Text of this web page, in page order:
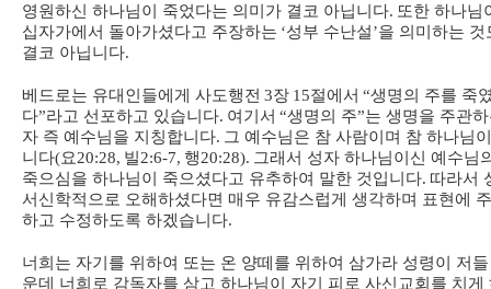
영원하신 하나님이 죽었다는 의미가 결코 아닙니다. 또한 하나님
십자가에서 돌아가셨다고 주장하는 ‘성부 수난설’을 의미하는 것
결코 아닙니다.
베드로는 유대인들에게 사도행전 3장 15절에서 “생명의 주를 죽
다”라고 선포하고 있습니다. 여기서 “생명의 주”는 생명을 주관
자 즉 예수님을 지칭합니다. 그 예수님은 참 사람이며 참 하나님
니다(요20:28, 빌2:6-7, 행20:28). 그래서 성자 하나님이신 예수님
죽으심을 하나님이 죽으셨다고 유추하여 말한 것입니다. 따라서
서신학적으로 오해하셨다면 매우 유감스럽게 생각하며 표현에
하고 수정하도록 하겠습니다.
너희는 자기를 위하여 또는 온 양떼를 위하여 삼가라 성령이 저
운데 너희로 감독자를 삼고 하나님이 자기 피로 사신 교회를 치게